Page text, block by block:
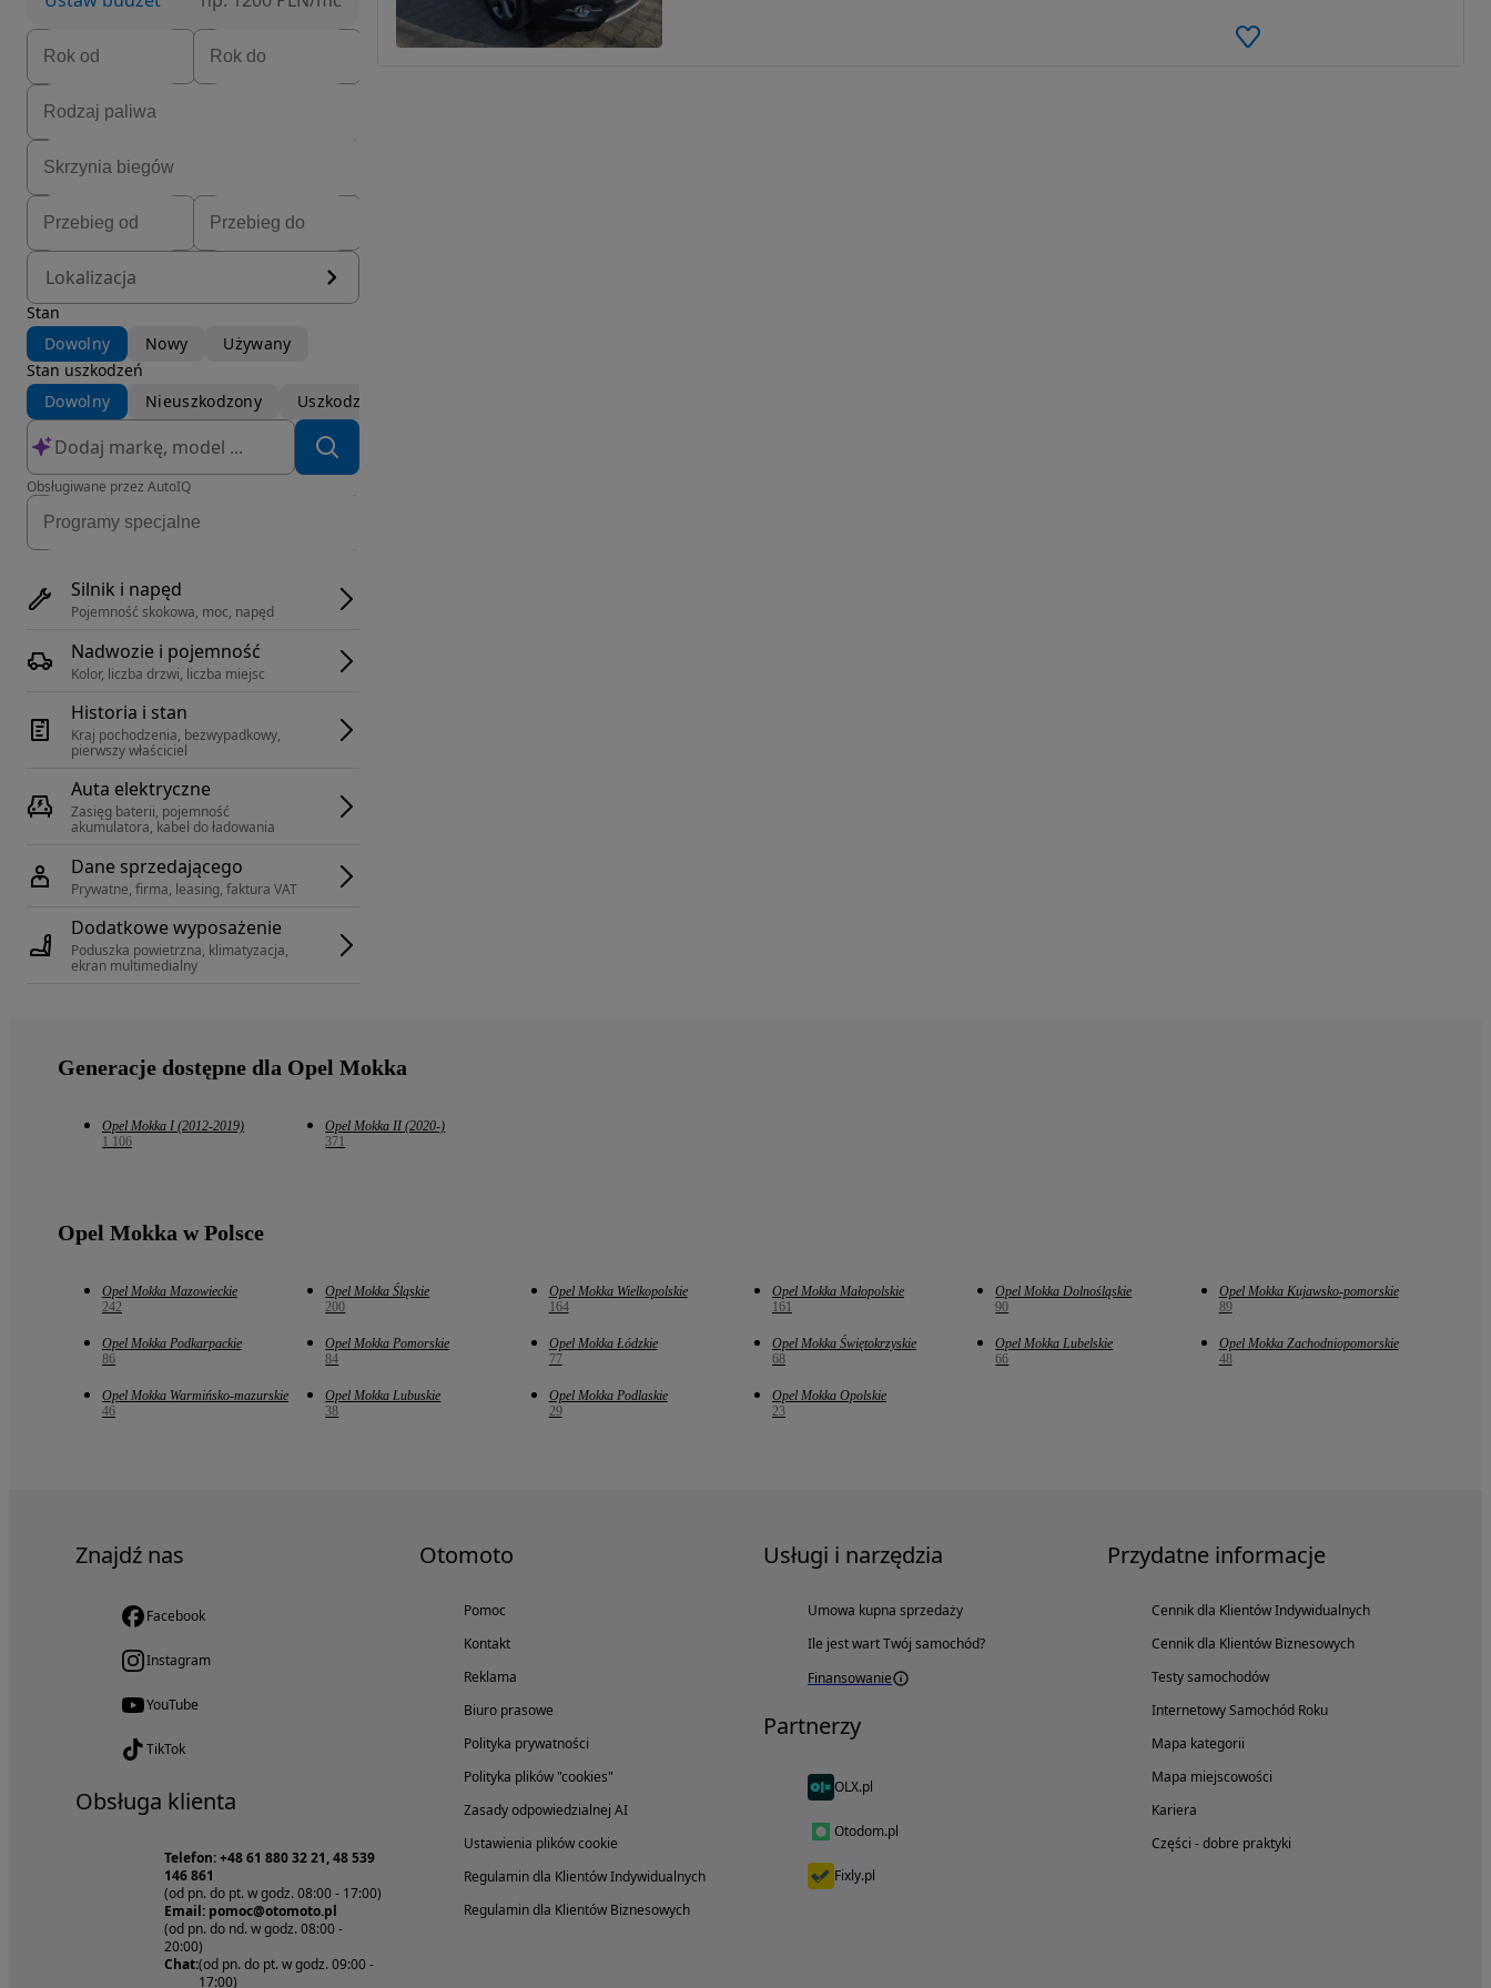
Lokalizacja
Stan
Dowolny
Nowy
Używany
Stan uszkodzeń
Dowolny
Nieuszkodzony Uszkodzony
Obsługiwane przez AutoIQ
Silnik i napęd
Pojemność skokowa, moc, napęd
Nadwozie i pojemność
Kolor, liczba drzwi, liczba miejsc
Historia i stan
Kraj pochodzenia, bezwypadkowy,
pierwszy właściciel
Auta elektryczne
Zasięg baterii, pojemność
akumulatora, kabel do ładowania
Dane sprzedającego
Prywatne, firma, leasing, faktura VAT
Dodatkowe wyposażenie
Poduszka powietrzna, klimatyzacja,
ekran multimedialny
Generacje dostępne dla Opel Mokka
Opel Mokka I (2012-2019)
1 106
Opel Mokka II (2020-)
371
Opel Mokka w Polsce
Opel Mokka Mazowieckie
242
Opel Mokka Śląskie
200
Opel Mokka Wielkopolskie
164
Opel Mokka Małopolskie
161
Opel Mokka Dolnośląskie
90
Opel Mokka Kujawsko-pomorskie
89
Opel Mokka Podkarpackie
86
Opel Mokka Pomorskie
84
Opel Mokka Łódzkie
77
Opel Mokka Świętokrzyskie
68
Opel Mokka Lubelskie
66
Opel Mokka Zachodniopomorskie
48
Opel Mokka Warmińsko-mazurskie
46
Opel Mokka Lubuskie
38
Opel Mokka Podlaskie
29
Opel Mokka Opolskie
23
Znajdź nas
Facebook
Instagram
YouTube
TikTok
Obsługa klienta
Telefon: +48 61 880 32 21, 48 539
146 861
(od pn. do pt. w godz. 08:00 - 17:00)
Email: pomoc@otomoto.pl
(od pn. do nd. w godz. 08:00 -
20:00)
Chat:(od pn. do pt. w godz. 09:00 -
17:00)
Otomoto
Pomoc
Kontakt
Reklama
Biuro prasowe
Polityka prywatności
Polityka plików "cookies"
Zasady odpowiedzialnej AI
Ustawienia plików cookie
Regulamin dla Klientów Indywidualnych
Regulamin dla Klientów Biznesowych
Usługi i narzędzia
Umowa kupna sprzedaży
Ile jest wart Twój samochód?
Finansowanie
Partnerzy
OLX.pl
Otodom.pl
Fixly.pl
Przydatne informacje
Cennik dla Klientów Indywidualnych
Cennik dla Klientów Biznesowych
Testy samochodów
Internetowy Samochód Roku
Mapa kategorii
Mapa miejscowości
Kariera
Części - dobre praktyki